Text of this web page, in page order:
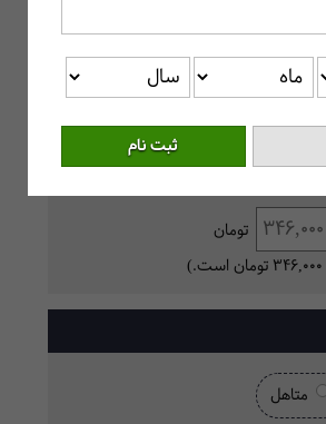
تومان
متاهل